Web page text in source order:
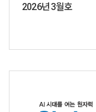
2026년 3월호